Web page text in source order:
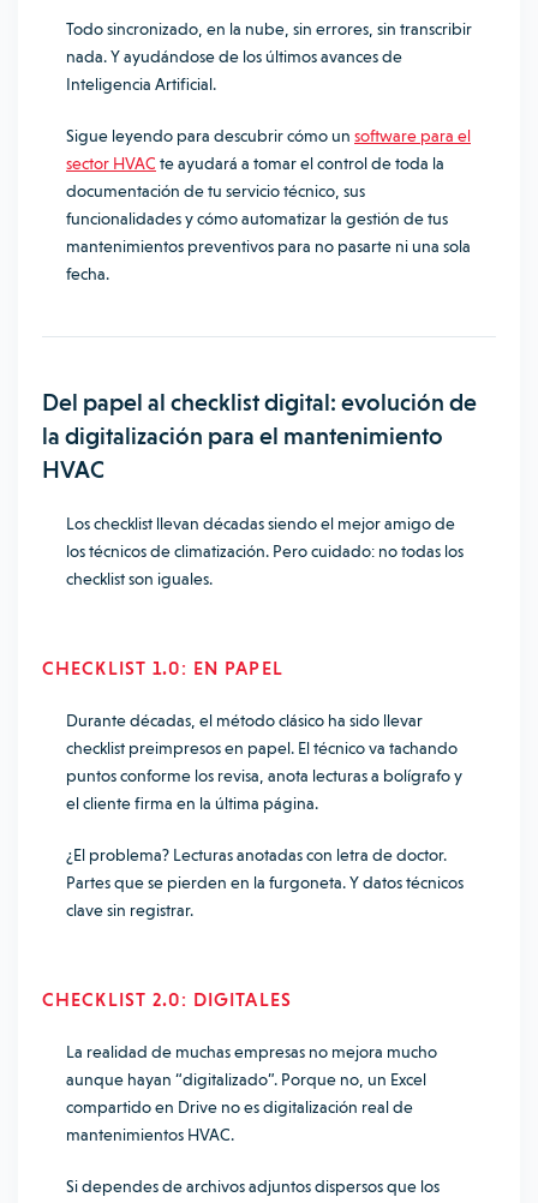
Todo sincronizado, en la nube, sin errores, sin transcribir
nada. Y ayudándose de los últimos avances de
Inteligencia Artificial.
Sigue leyendo para descubrir cómo un software para el
sector HVAC te ayudará a tomar el control de toda la
documentación de tu servicio técnico, sus
funcionalidades y cómo automatizar la gestión de tus
mantenimientos preventivos para no pasarte ni una sola
fecha.
Del papel al checklist digital: evolución de
la digitalización para el mantenimiento
HVAC
Los checklist llevan décadas siendo el mejor amigo de
los técnicos de climatización. Pero cuidado: no todas los
checklist son iguales.
CHECKLIST 1.0: EN PAPEL
Durante décadas, el método clásico ha sido llevar
checklist preimpresos en papel. El técnico va tachando
puntos conforme los revisa, anota lecturas a bolígrafo y
el cliente firma en la última página.
¿El problema? Lecturas anotadas con letra de doctor.
Partes que se pierden en la furgoneta. Y datos técnicos
clave sin registrar.
CHECKLIST 2.0: DIGITALES
La realidad de muchas empresas no mejora mucho
aunque hayan “digitalizado”. Porque no, un Excel
compartido en Drive no es digitalización real de
mantenimientos HVAC.
Si dependes de archivos adjuntos dispersos que los